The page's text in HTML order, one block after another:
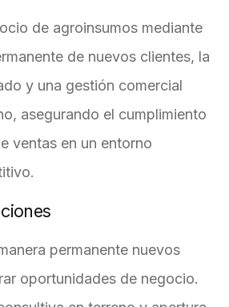
de agroinsumos mediante
de nuevos clientes, la
y una gestión comercial
asegurando el cumplimiento
ventas en un entorno
permanente nuevos
oportunidades de negocio.